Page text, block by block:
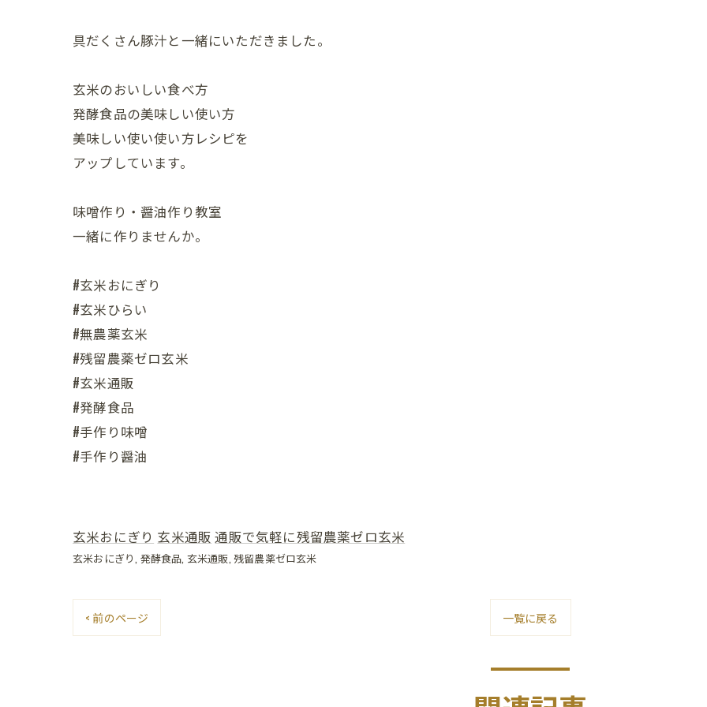
具だくさん豚汁と一緒にいただきました。
玄米のおいしい食べ方
発酵食品の美味しい使い方
美味しい使い使い方レシピを
アップしています。
味噌作り・醤油作り教室
一緒に作りませんか。
#玄米おにぎり
#玄米ひらい
#無農薬玄米
#残留農薬ゼロ玄米
#玄米通販
#発酵食品
#手作り味噌
#手作り醤油
玄米おにぎり 玄米通販 通販で気軽に残留農薬ゼロ玄米
玄米おにぎり 発酵食品 玄米通販 残留農薬ゼロ玄米
< 前のページ 一覧に戻る